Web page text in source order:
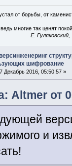
NVRAM
avatar
от борьбы, от
многие так ценят
E.
шифрование
Декабрь 2016, 05:50:57 »
Altmer от
и